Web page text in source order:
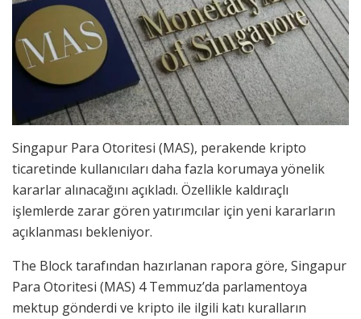
Singapur Para Otoritesi (MAS), perakende kripto
ticaretinde kullanıcıları daha fazla korumaya yönelik
kararlar alınacağını açıkladı. Özellikle kaldıraçlı
işlemlerde zarar gören yatırımcılar için yeni kararların
açıklanması bekleniyor.
The Block tarafından hazırlanan rapora göre, Singapur
Para Otoritesi (MAS) 4 Temmuz’da parlamentoya
mektup gönderdi ve kripto ile ilgili katı kuralların